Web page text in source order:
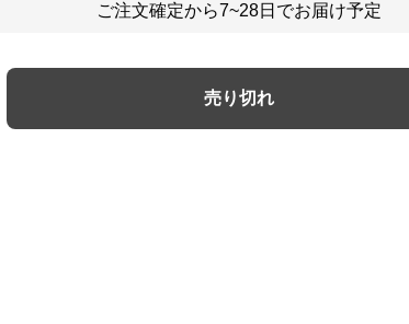
ご注文確定から7~28日でお届け予定
売り切れ